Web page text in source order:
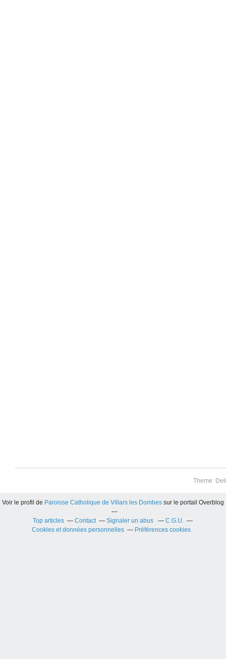
Theme:
Voir le profil de Paroisse Catholique de Villars les Dombes sur le portail Overblog
Top articles Contact Signaler un abus
C.G.U.
Cookies et données personnelles
Préférences cookies